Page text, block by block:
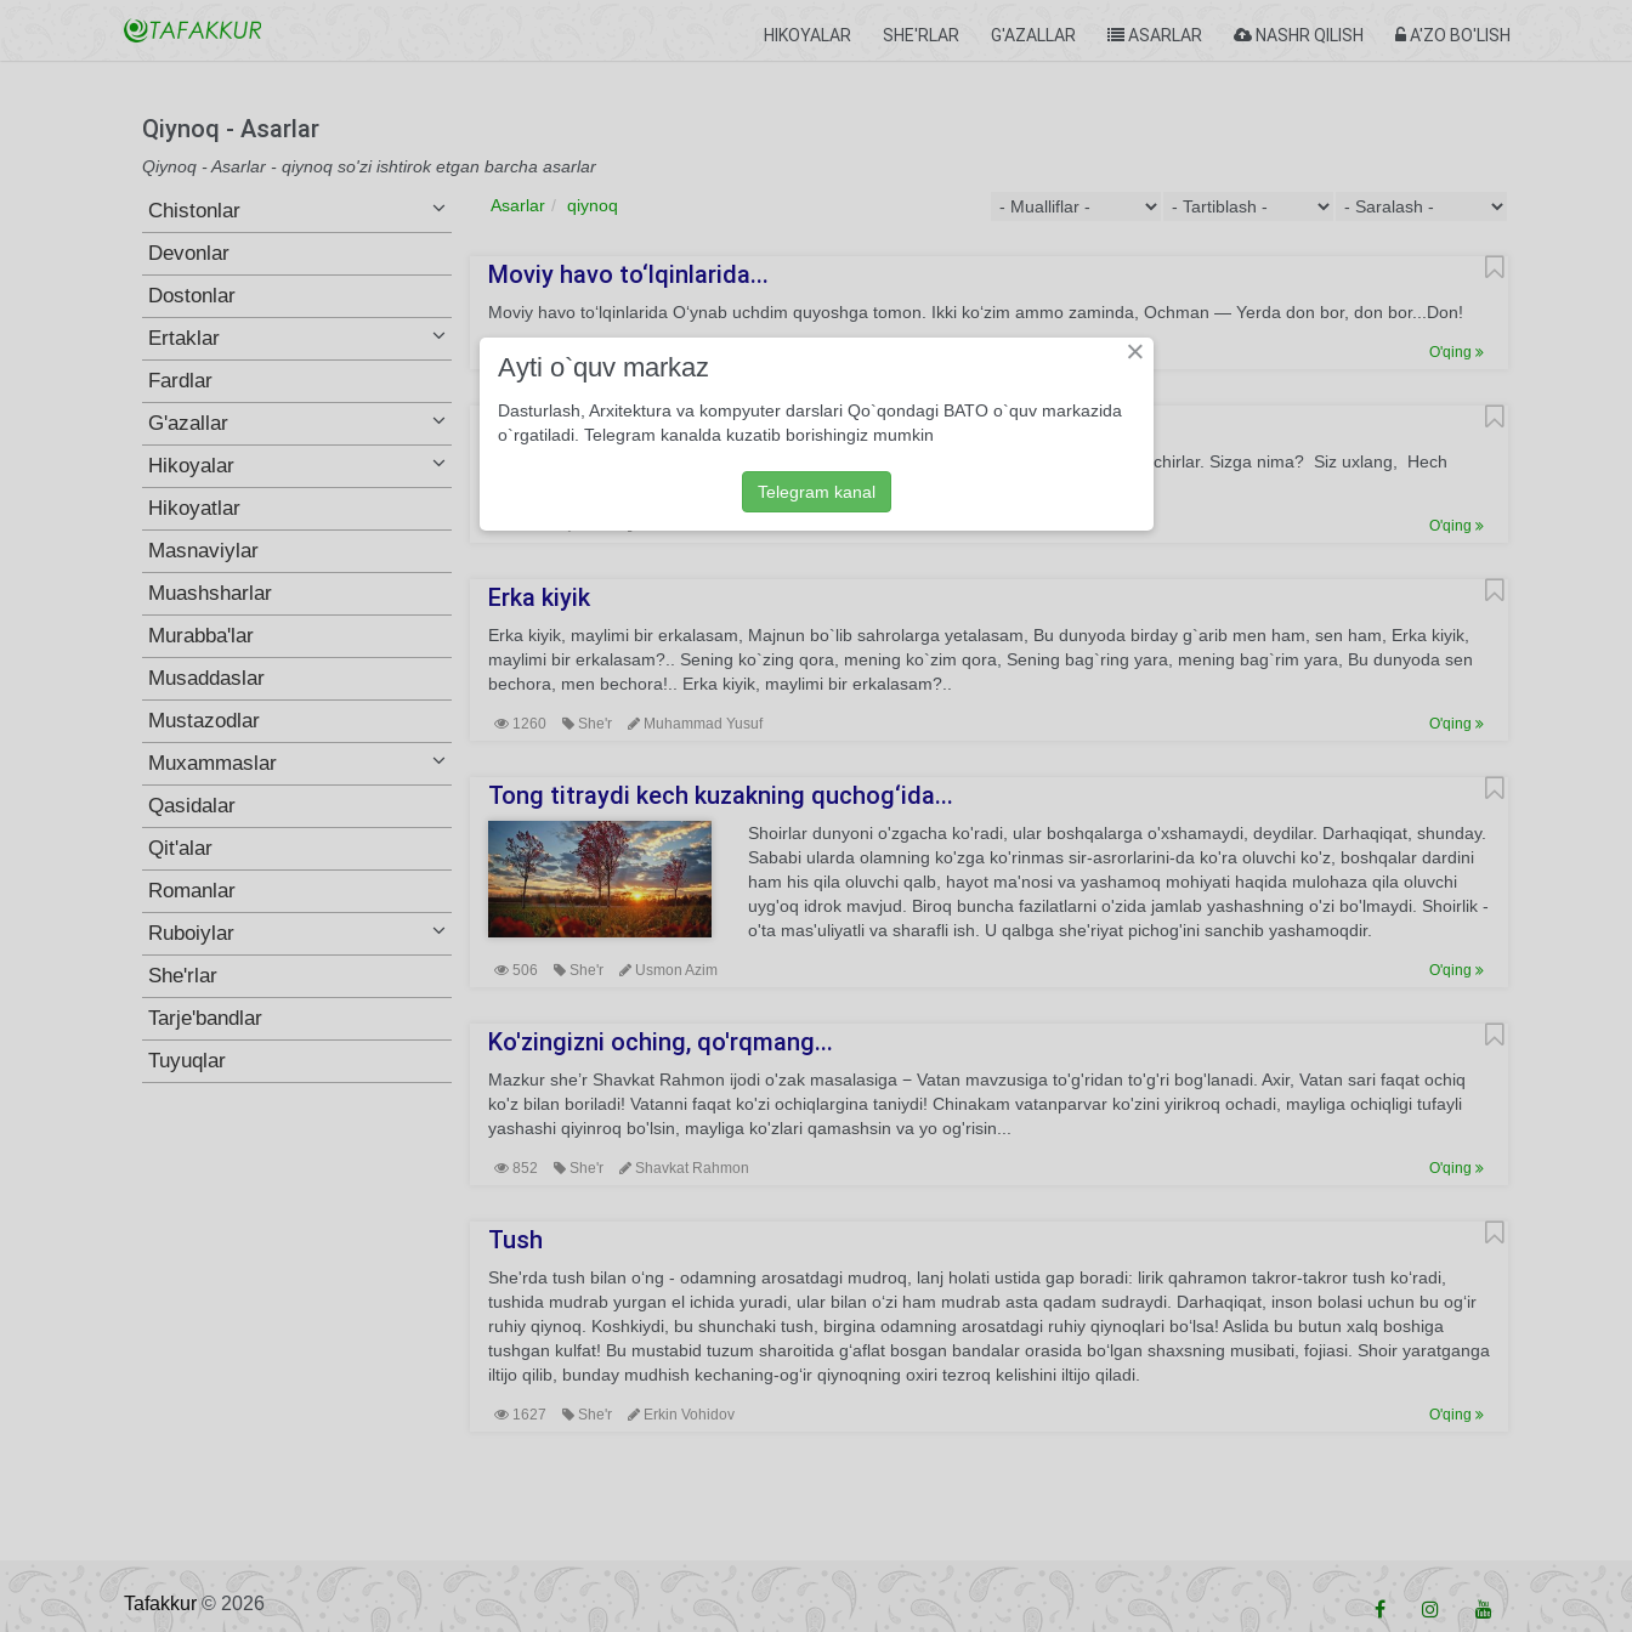
HIKOYALAR SHE'RLAR G'AZALLAR ASARLAR NASHR QILISH A'ZO BO'LISH
Qiynoq - Asarlar
Qiynoq - Asarlar - qiynoq so'zi ishtirok etgan barcha asarlar
Chistonlar
Devonlar
Dostonlar
Ertaklar
Fardlar
G'azallar
Hikoyalar
Hikoyatlar
Masnaviylar
Muashsharlar
Murabba'lar
Musaddaslar
Mustazodlar
Muxammaslar
Qasidalar
Qit'alar
Romanlar
Ruboiylar
She'rlar
Tarje'bandlar
Tuyuqlar
Asarlar qiynoq
Moviy havo to‘lqinlarida...
Moviy havo to‘lqinlarida O‘ynab uchdim quyoshga tomon. Ikki ko‘zim ammo zaminda, Ochman — Yerda don bor, don bor...Don!
O'qing
Qo'yabering...
Shamol sabab, ehtimol, Tunda eshik g'ichirlar. Boshlanadi, qishloqda Shunda pichir-pichirlar. Sizga nima? Siz uxlang, Hech
ishingiz bo'lmasin. Kimda kimning ko'ngli bor, Qo'yavering, o'ynasin...
O'qing
Erka kiyik
Erka kiyik, maylimi bir erkalasam, Majnun bo`lib sahrolarga yetalasam, Bu dunyoda birday g`arib men ham, sen ham, Erka kiyik,
maylimi bir erkalasam?.. Sening ko`zing qora, mening ko`zim qora, Sening bag`ring yara, mening bag`rim yara, Bu dunyoda sen
bechora, men bechora!.. Erka kiyik, maylimi bir erkalasam?..
1260 She'r Muhammad Yusuf O'qing
Tong titraydi kech kuzakning quchog‘ida...
Shoirlar dunyoni o'zgacha ko'radi, ular boshqalarga o'xshamaydi, deydilar. Darhaqiqat, shunday.
Sababi ularda olamning ko'zga ko'rinmas sir-asrorlarini-da ko'ra oluvchi ko'z, boshqalar dardini
ham his qila oluvchi qalb, hayot ma'nosi va yashamoq mohiyati haqida mulohaza qila oluvchi
uyg'oq idrok mavjud. Biroq buncha fazilatlarni o'zida jamlab yashashning o'zi bo'lmaydi. Shoirlik -
o'ta mas'uliyatli va sharafli ish. U qalbga she'riyat pichog'ini sanchib yashamoqdir.
506 She'r Usmon Azim O'qing
Ko'zingizni oching, qo'rqmang...
Mazkur she’r Shavkat Rahmon ijodi o'zak masalasiga − Vatan mavzusiga to'g'ridan to'g'ri bog'lanadi. Axir, Vatan sari faqat ochiq
ko'z bilan boriladi! Vatanni faqat ko'zi ochiqlargina taniydi! Chinakam vatanparvar ko'zini yirikroq ochadi, mayliga ochiqligi tufayli
yashashi qiyinroq bo'lsin, mayliga ko'zlari qamashsin va yo og'risin...
852 She'r Shavkat Rahmon O'qing
Tush
She'rda tush bilan o‘ng - odamning arosatdagi mudroq, lanj holati ustida gap boradi: lirik qahramon takror-takror tush ko‘radi,
tushida mudrab yurgan el ichida yuradi, ular bilan o‘zi ham mudrab asta qadam sudraydi. Darhaqiqat, inson bolasi uchun bu og‘ir
ruhiy qiynoq. Koshkiydi, bu shunchaki tush, birgina odamning arosatdagi ruhiy qiynoqlari bo‘lsa! Aslida bu butun xalq boshiga
tushgan kulfat! Bu mustabid tuzum sharoitida g‘aflat bosgan bandalar orasida bo‘lgan shaxsning musibati, fojiasi. Shoir yaratganga
iltijo qilib, bunday mudhish kechaning-og‘ir qiynoqning oxiri tezroq kelishini iltijo qiladi.
1627 She'r Erkin Vohidov O'qing
Tafakkur© 2026
×
Ayti o`quv markaz
Dasturlash, Arxitektura va kompyuter darslari Qo`qondagi BATO o`quv markazida
o`rgatiladi. Telegram kanalda kuzatib borishingiz mumkin
Telegram kanal